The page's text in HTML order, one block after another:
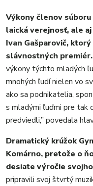
Výkony členov
laická verejnosť, ale
Ivan Gašparovič,
slávnostných premiér.
výkony týchto mladých
mnohých ľudí nielen vo
ako sa podnikatelia,
s mladými ľuďmi pre tak
predviedli,” povedala
Dramatický krúžok
Komárno, pretože o
desiate výročie
pripravili svoj štvrtý